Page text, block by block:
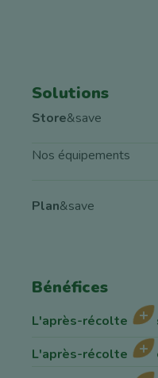
Solutions
Store&save
Nos équipements
Plan&save
Bénéfices
L'après-récolte
L'après-récolte